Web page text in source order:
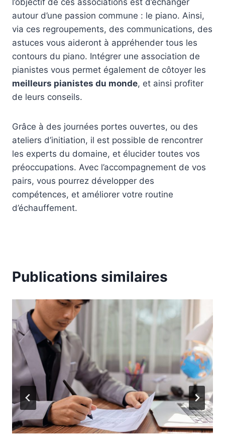
l’objectif de ces associations est d’échanger
autour d’une passion commune : le piano. Ainsi,
via ces regroupements, des communications, des
astuces vous aideront à appréhender tous les
contours du piano. Intégrer une association de
pianistes vous permet également de côtoyer les
meilleurs pianistes du monde, et ainsi profiter
de leurs conseils.
Grâce à des journées portes ouvertes, ou des
ateliers d’initiation, il est possible de rencontrer
les experts du domaine, et élucider toutes vos
préoccupations. Avec l’accompagnement de vos
pairs, vous pourrez développer des
compétences, et améliorer votre routine
d’échauffement.
Publications similaires